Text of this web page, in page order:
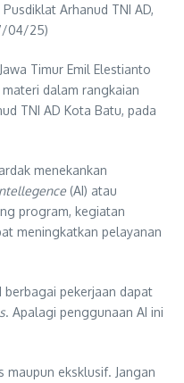
Arhanud TNI AD,
04/25)
Timur Emil Elestianto
dalam rangkaian
TNI AD Kota Batu, pada
menekankan
(AI) atau
program, kegiatan
meningkatkan pelayanan
berbagai pekerjaan dapat
. Apalagi penggunaan AI ini
maupun eksklusif. Jangan